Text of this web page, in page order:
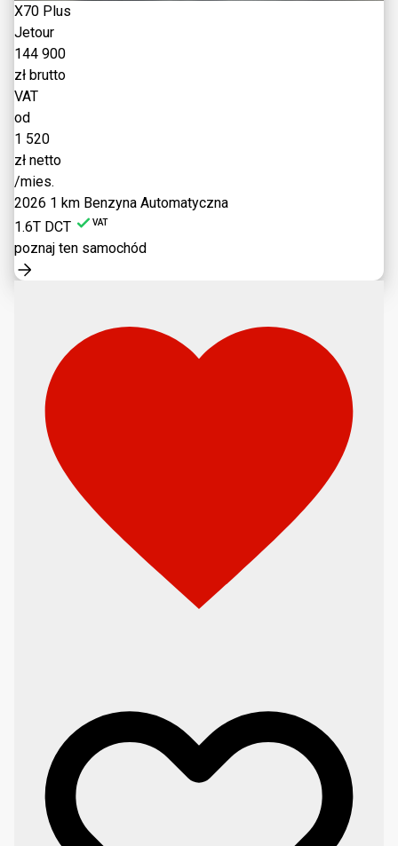
X70 Plus
Jetour
144 900
zł brutto
VAT
od
1 520
zł netto
/mies.
2026 1 km Benzyna Automatyczna
1.6T DCT
VAT
poznaj ten samochód